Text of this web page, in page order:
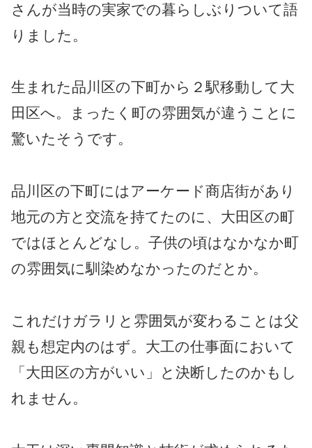
さんが当時の実家での暮らしぶりついて語
りました。
生まれた品川区の下町から２駅移動して大
田区へ。まったく町の雰囲気が違うことに
驚いたそうです。
品川区の下町にはアーケード商店街があり
地元の方と交流を持てたのに、大田区の町
ではほとんどなし。子供の頃はなかなか町
の雰囲気に馴染めなかったのだとか。
これだけガラリと雰囲気が変わることは父
親も想定内のはず。大工の仕事面において
「大田区の方がいい」と決断したのかもし
れません。